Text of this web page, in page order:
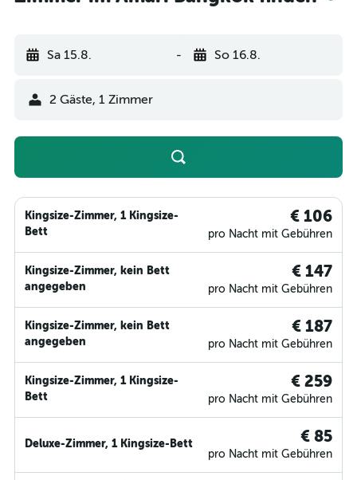
Sa 15.8. - So 16.8.
2 Gäste, 1 Zimmer
Kingsize-Zimmer, 1 Kingsize-
Bett
€ 106
pro Nacht mit Gebühren
Kingsize-Zimmer, kein Bett
angegeben
€ 147
pro Nacht mit Gebühren
Kingsize-Zimmer, kein Bett
angegeben
€ 187
pro Nacht mit Gebühren
Kingsize-Zimmer, 1 Kingsize-
Bett
€ 259
pro Nacht mit Gebühren
Deluxe-Zimmer, 1 Kingsize-Bett € 85
pro Nacht mit Gebühren